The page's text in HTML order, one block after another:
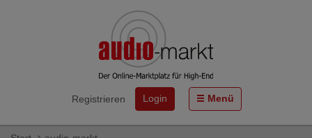
Registrieren Login Menü